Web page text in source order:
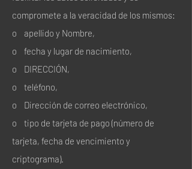
compromete a la veracidad de los mismos:
o apellido y Nombre,
o fecha y lugar de nacimiento,
o DIRECCIÓN,
o teléfono,
o Dirección de correo electrónico,
o tipo de tarjeta de pago (número de
tarjeta, fecha de vencimiento y
criptograma).